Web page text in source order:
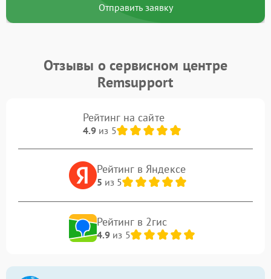
Отправить заявку
Отзывы о сервисном центре
Remsupport
Рейтинг на сайте
4.9из 5
Рейтинг в Яндексе
5 из 5
Рейтинг в 2гис
4.9из 5